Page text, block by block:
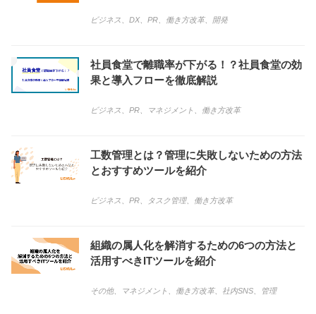
ビジネス DX、 PR 働き方改革、 開発
社員食堂で離職率が下がる！？社員食堂の効
果と導入フローを徹底解説
ビジネス PR マネジメント 働き方改革
工数管理とは？管理に失敗しないための方法
とおすすめツールを紹介
ビジネス PR タスク管理、 働き方改革
組織の属人化を解消するための6つの方法と
活用すべきITツールを紹介
その他、 マネジメント 働き方改革、 社内SNS 管理